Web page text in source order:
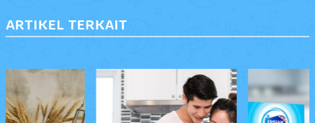
ARTIKEL TERKAIT